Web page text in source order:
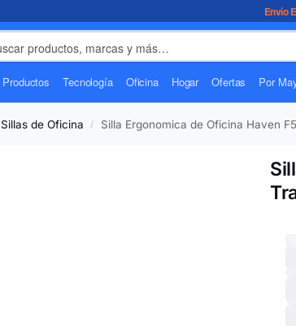
Envío
Productos Tecnología Oficina Hogar Ofertas Por
Sillas de Oficina / Silla Ergonomica de Oficina Haven